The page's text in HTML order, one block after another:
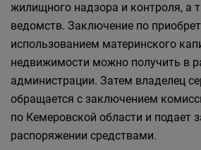
жилищного надзора и контроля, а
ведомств. Заключение по
использованием материнского
недвижимости можно получить в
администрации. Затем владелец
обращается с заключением
по Кемеровской области и подает
распоряжении средствами.